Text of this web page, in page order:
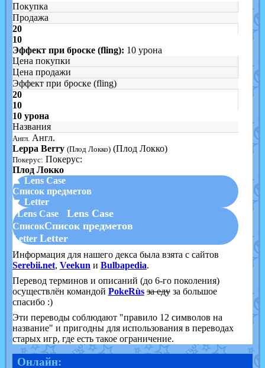
Покупка
Продажа
20
10
Эффект при броске (fling): 10 урона
Цена покупки
Цена продажи
Эффект при броске (fling)
20
10
10 урона
Названия
Англ. Англ.
Leppa Berry (Плод Локко) (Плод Локко)
Покерус: Покерус:
Плод Локко
▲ Lens Case
Список предметов
▼ Letter
Lens Case
Lens Case
СписокСписок предметов
Letter Letter
Информация для нашего декса была взята с сайтов
Serebii.net, Veekun и Bulbapedia.
Перевод терминов и описаний (до 6-го поколения)
осуществлён командой PokeRùs за едуза большое
спасибо :)
Эти переводы соблюдают "правило 12 символов на
название" и пригодны для использования в переводах
старых игр, где есть такое ограничение.
Онлайн: